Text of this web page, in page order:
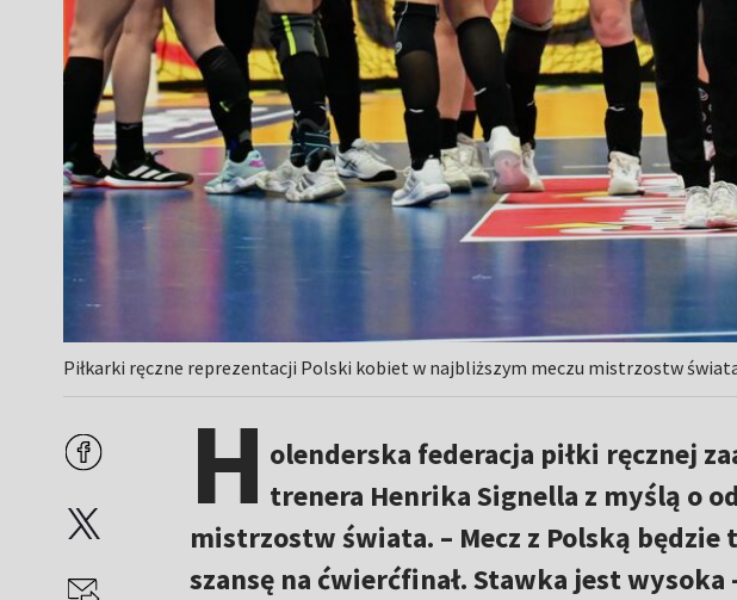
Piłkarki ręczne reprezentacji Polski kobiet w najbliższym meczu mistrzostw
H olenderska federacja piłki ręcznej
trenera Henrika Signella z myślą o
mistrzostw świata. – Mecz z Polską będzie
szansę na ćwierćfinał. Stawka jest wysoka